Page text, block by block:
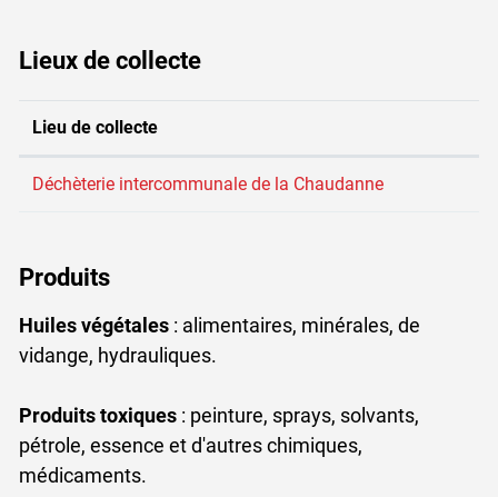
Lieux de collecte
Lieu de collecte
Déchèterie intercommunale de la Chaudanne
Produits
Huiles végétales : alimentaires, minérales, de
vidange, hydrauliques.
Produits toxiques : peinture, sprays, solvants,
pétrole, essence et d'autres chimiques,
médicaments.